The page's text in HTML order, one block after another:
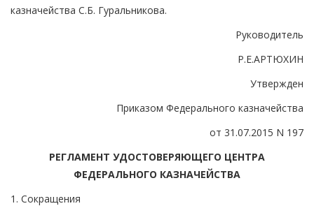
казначейства С.Б. Гуральникова.
Руководитель
Р.Е.АРТЮХИН
Утвержден
Приказом Федерального казначейства
от 31.07.2015 N 197
РЕГЛАМЕНТ УДОСТОВЕРЯЮЩЕГО ЦЕНТРА
ФЕДЕРАЛЬНОГО КАЗНАЧЕЙСТВА
1. Сокращения